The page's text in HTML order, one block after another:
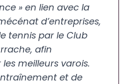
» en lien avec la
d’entreprises,
tennis par le Club
afin
meilleurs varois.
et de